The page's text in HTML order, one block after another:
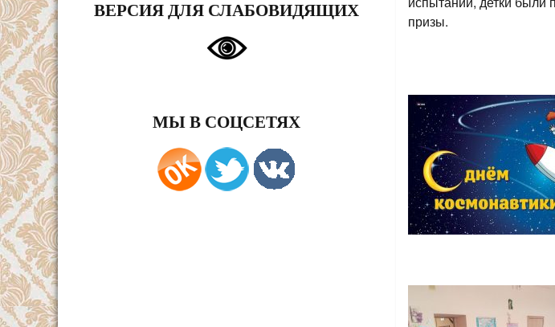
ВЕРСИЯ ДЛЯ СЛАБОВИДЯЩИХ
МЫ В СОЦСЕТЯХ
призы.